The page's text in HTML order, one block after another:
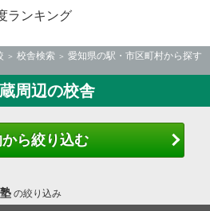
ランキング
校舎検索
愛知県の駅・市区町村から探す
周辺の校舎
から絞り込む
の絞り込み